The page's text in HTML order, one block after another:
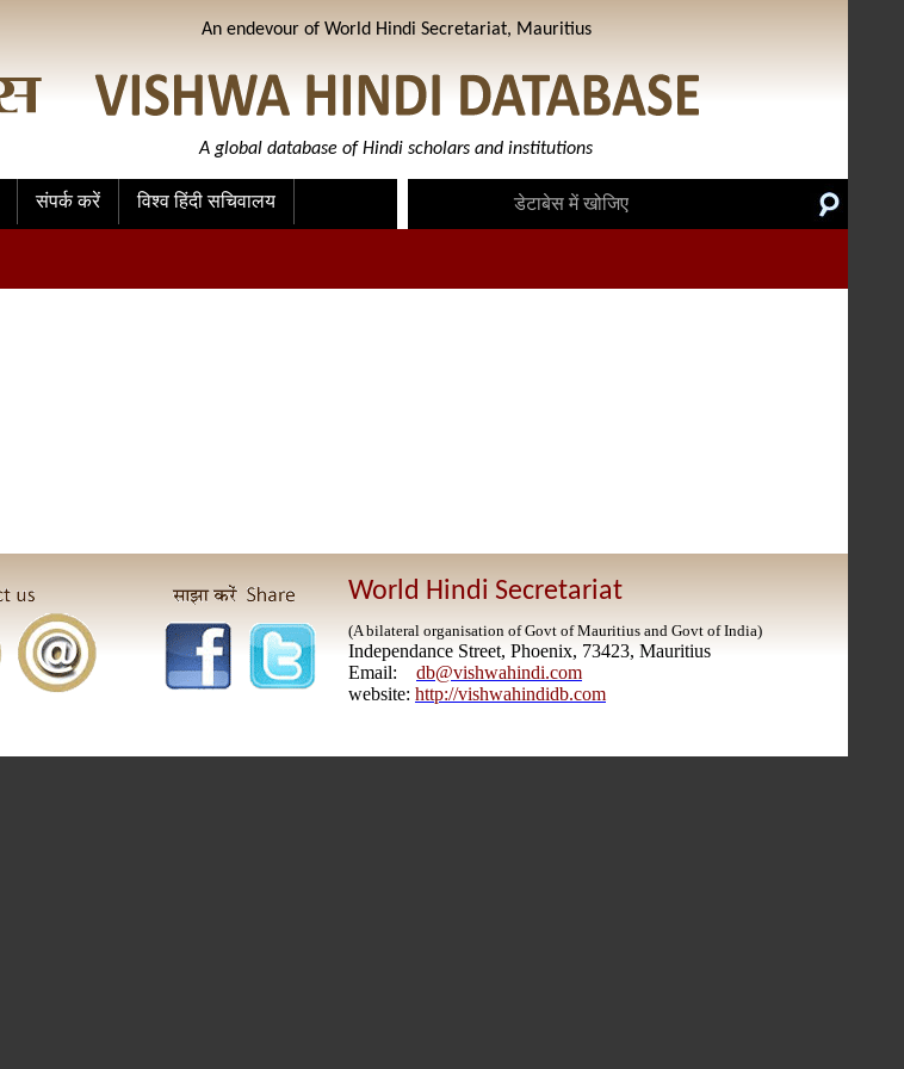
An endevour of World Hindi Secretariat, Mauritius
A global database of Hindi scholars and institutions
संपर्क करें विश्व हिंदी सचिवालय
World Hindi Secretariat
(A bilateral organisation of Govt of Mauritius and Govt of India)
Independance Street, Phoenix, 73423, Mauritius
Email: db@vishwahindi.com
website: http://vishwahindidb.com